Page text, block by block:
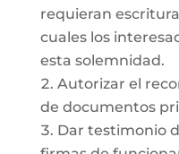
requieran
cuales los
esta solemnidad.
Autorizar el
de documentos
Dar testimonio